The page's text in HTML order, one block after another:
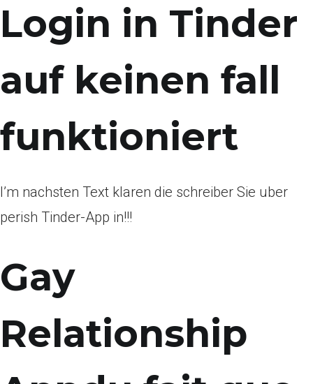
Login in Tinder
auf keinen fall
funktioniert
I’m nachsten Text klaren die schreiber Sie uber
perish Tinder-App in!!!
Gay
Relationship